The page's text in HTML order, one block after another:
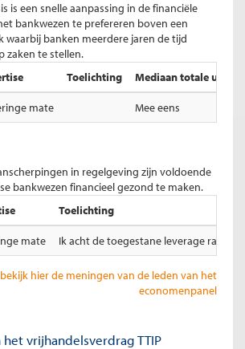
is een snelle aanpassing in de financiële
bankwezen te prefereren boven een
waarbij banken meerdere jaren de tijd
zaken te stellen.
Toelichting Mediaan totale uitslag
mate Mee eens
in regelgeving zijn voldoende
bankwezen financieel gezond te maken.
Toelichting
mate Ik acht de toegestane leverage ratio
hier de meningen van de leden van het
economenpanel
vrijhandelsverdrag TTIP